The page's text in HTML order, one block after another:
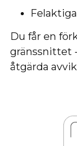
Du får en
gränssnittet
åtgärda